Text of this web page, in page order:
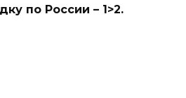
по России – 1>2.